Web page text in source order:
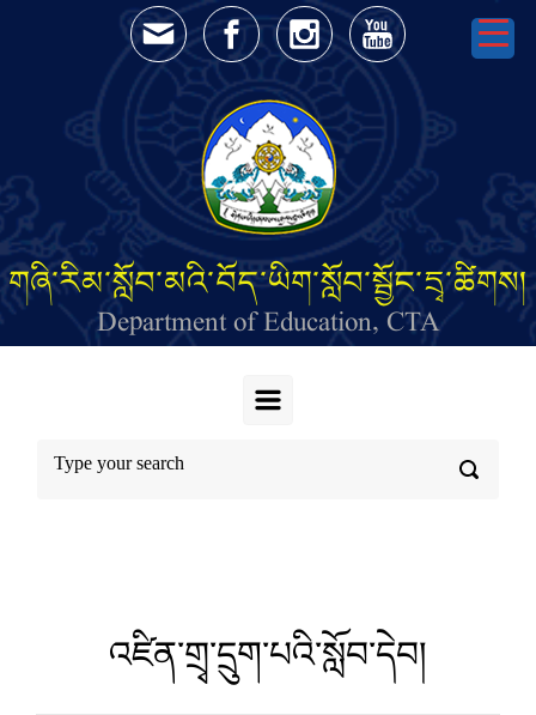
Skip to main content
གཞི་རིམ་སློབ་མའི་བོད་ཡིག་སློབ་སྦྱོང་དྲྭ་ཚིགས།
Department of Education, CTA
འཛིན་གྲྭ་དྲུག་པའི་སློབ་དེབ།